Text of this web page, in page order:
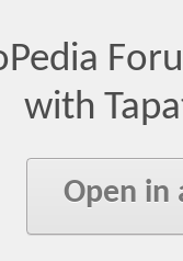
with
Open in